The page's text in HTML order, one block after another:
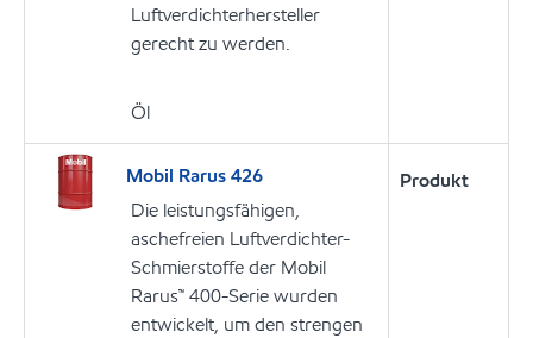
Luftverdichterhersteller
gerecht zu werden.
Öl
Mobil Rarus 426
Die leistungsfähigen,
aschefreien Luftverdichter-
Schmierstoffe der Mobil
Rarus™ 400-Serie wurden
entwickelt, um den strengen
Produkt